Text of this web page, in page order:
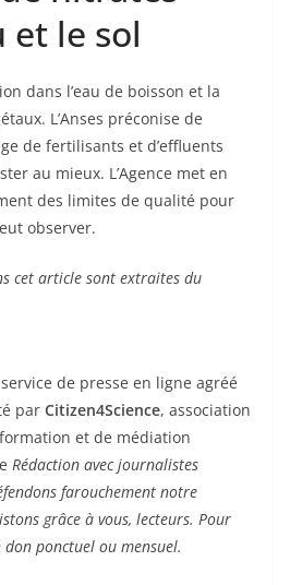
et le sol
dans l’eau de boisson et la
L’Anses préconise de
de fertilisants et d’effluents
au mieux. L’Agence met en
des limites de qualité pour
observer.
cet article sont extraites du
de presse en ligne agréé
par Citizen4Science, association
et de médiation
Rédaction avec journalistes
farouchement notre
grâce à vous, lecteurs. Pour
ponctuel ou mensuel.